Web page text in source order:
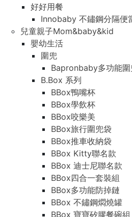
好好用餐
Innobaby 不鏽鋼分隔便
兒童親子Mom&baby&kid
嬰幼生活
圍兜
Bapronbaby多功能圍
B.Box 系列
BBox鴨嘴杯
BBox學飲杯
BBox咬樂美
BBox旅行圍兜袋
BBox推車收納袋
BBox Kitty聯名款
BBox 迪士尼聯名款
BBox四合一套裝組
BBox多功能防掉鏈
BBox 不鏽鋼燜燒罐
BBox 寶寶矽膠餐碗組